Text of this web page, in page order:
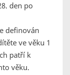
den po
definován
ve věku 1
patří k
věku.